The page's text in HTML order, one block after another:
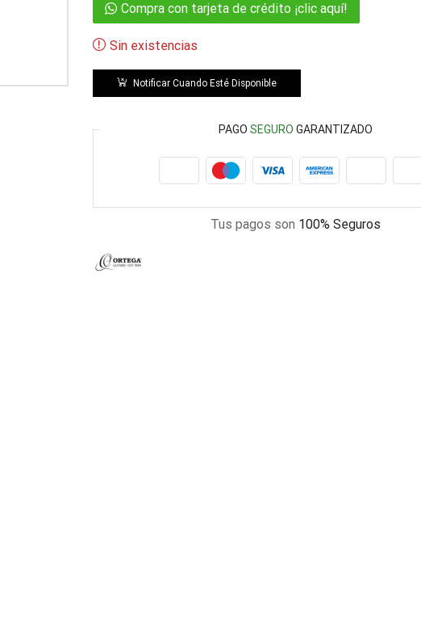
Compra con tarjeta de crédito ¡clic aquí!
Sin existencias
Notificar Cuando Esté Disponible
PAGOSEGURO GARANTIZADO
Tus pagos son 100% Seguros